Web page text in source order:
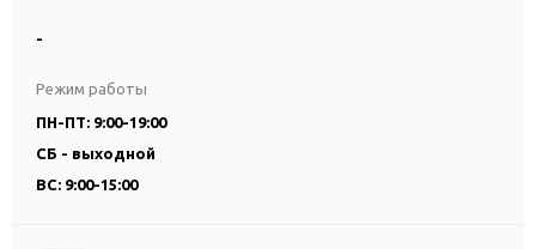
-
Режим работы
ПН-ПТ: 9:00-19:00
СБ - выходной
ВС: 9:00-15:00